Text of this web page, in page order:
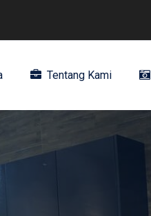
Tentang Kami